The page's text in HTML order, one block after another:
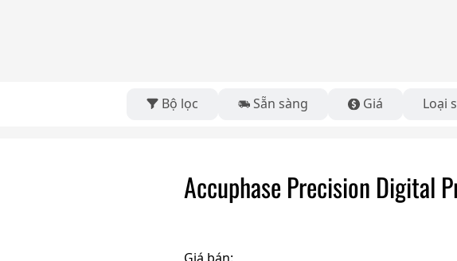
Bộ lọc Sẵn sàng Giá Loại
Accuphase Precision Digital